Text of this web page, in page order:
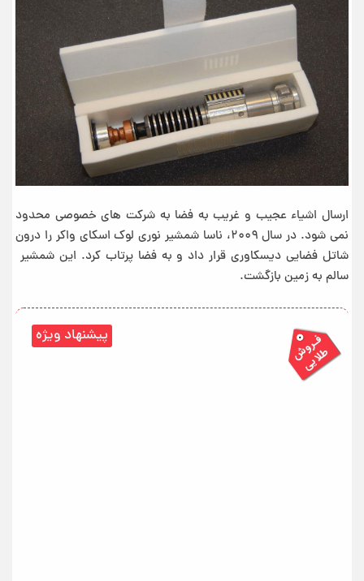
ارسال اشیاء عجیب و غریب به فضا به شرکت های خصوصی محدود
نمی شود. در سال ۲۰۰۹، ناسا شمشیر نوری لوک اسکای واکر را درون
شاتل فضایی دیسکاوری قرار داد و به فضا پرتاب کرد. این شمشیر
سالم به زمین بازگشت.